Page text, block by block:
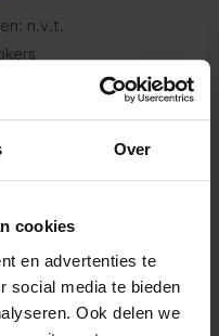
Over
cookies
en advertenties te
social media te bieden
Ook delen we
n.v.t.
Crema Inox
5.0 (2)